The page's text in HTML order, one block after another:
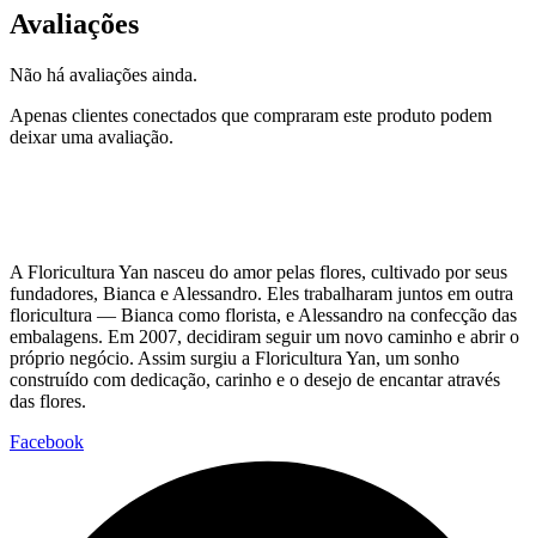
Avaliações
Não há avaliações ainda.
Apenas clientes conectados que compraram este produto podem
deixar uma avaliação.
A Floricultura Yan nasceu do amor pelas flores, cultivado por seus
fundadores, Bianca e Alessandro. Eles trabalharam juntos em outra
floricultura — Bianca como florista, e Alessandro na confecção das
embalagens. Em 2007, decidiram seguir um novo caminho e abrir o
próprio negócio. Assim surgiu a Floricultura Yan, um sonho
construído com dedicação, carinho e o desejo de encantar através
das flores.
Facebook